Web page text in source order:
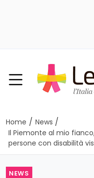
Home / News /
Il Piemonte al mio
persone con disabilità
NEWS